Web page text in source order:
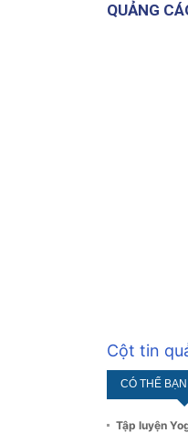
QUẢNG
Cột tin
CÓ THỂ
Tập luyện